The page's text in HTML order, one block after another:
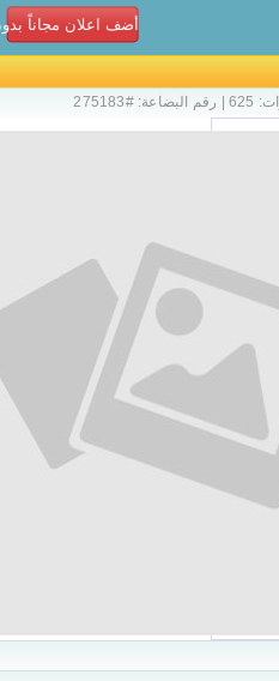
أضف اعلان مجاناً